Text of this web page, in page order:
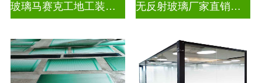
玻璃马赛克工地工装装饰玻璃 无反射玻璃厂家直销批发